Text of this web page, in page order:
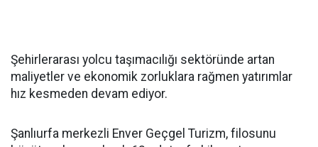
Şehirlerarası yolcu taşımacılığı sektöründe artan
maliyetler ve ekonomik zorluklara rağmen yatırımlar
hız kesmeden devam ediyor.
Şanlıurfa merkezli Enver Geçgel Turizm, filosunu